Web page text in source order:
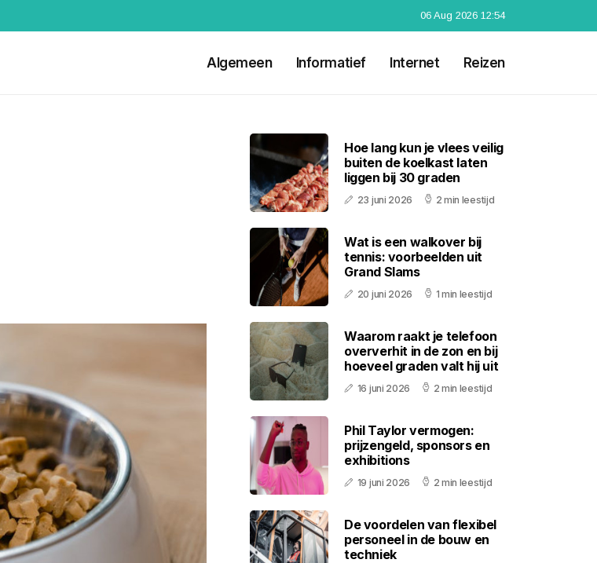
06 Aug 2026 12:54
Algemeen Informatief Internet Reizen
Hoe lang kun je vlees veilig
buiten de koelkast laten
liggen bij 30 graden
23 juni 2026 2 min leestijd
Wat is een walkover bij
tennis: voorbeelden uit
Grand Slams
20 juni 2026 1 min leestijd
Waarom raakt je telefoon
oververhit in de zon en bij
hoeveel graden valt hij uit
16 juni 2026 2 min leestijd
Phil Taylor vermogen:
prijzengeld, sponsors en
exhibitions
19 juni 2026 2 min leestijd
De voordelen van flexibel
personeel in de bouw en
techniek